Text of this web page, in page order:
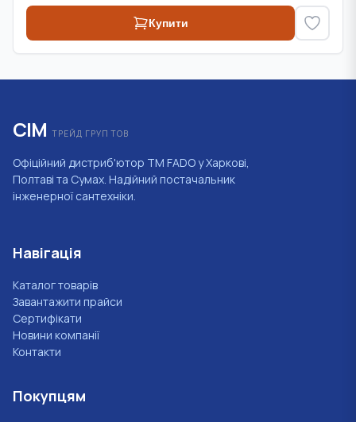
Купити
СІМ ТРЕЙД ГРУП ТОВ
Офіційний дистриб'ютор ТМ FADO у Харкові,
Полтаві та Сумах. Надійний постачальник
інженерної сантехніки.
Навігація
Каталог товарів
Завантажити прайси
Сертифікати
Новини компанії
Контакти
Покупцям